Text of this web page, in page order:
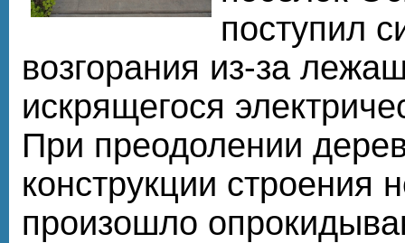
поступил
возгорания из-за
искрящегося
При преодолении
конструкции строения
произошло